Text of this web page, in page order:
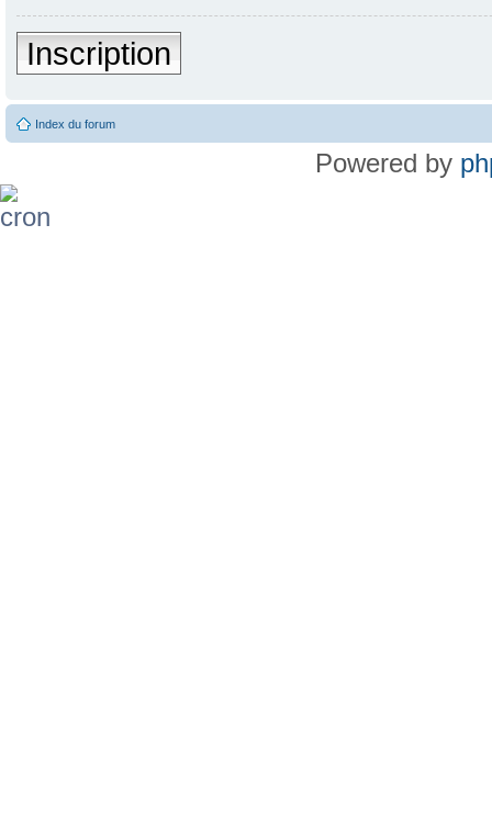
Inscription
Index du forum
Powered by